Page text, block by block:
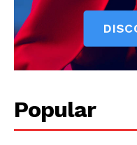
My account
Popular